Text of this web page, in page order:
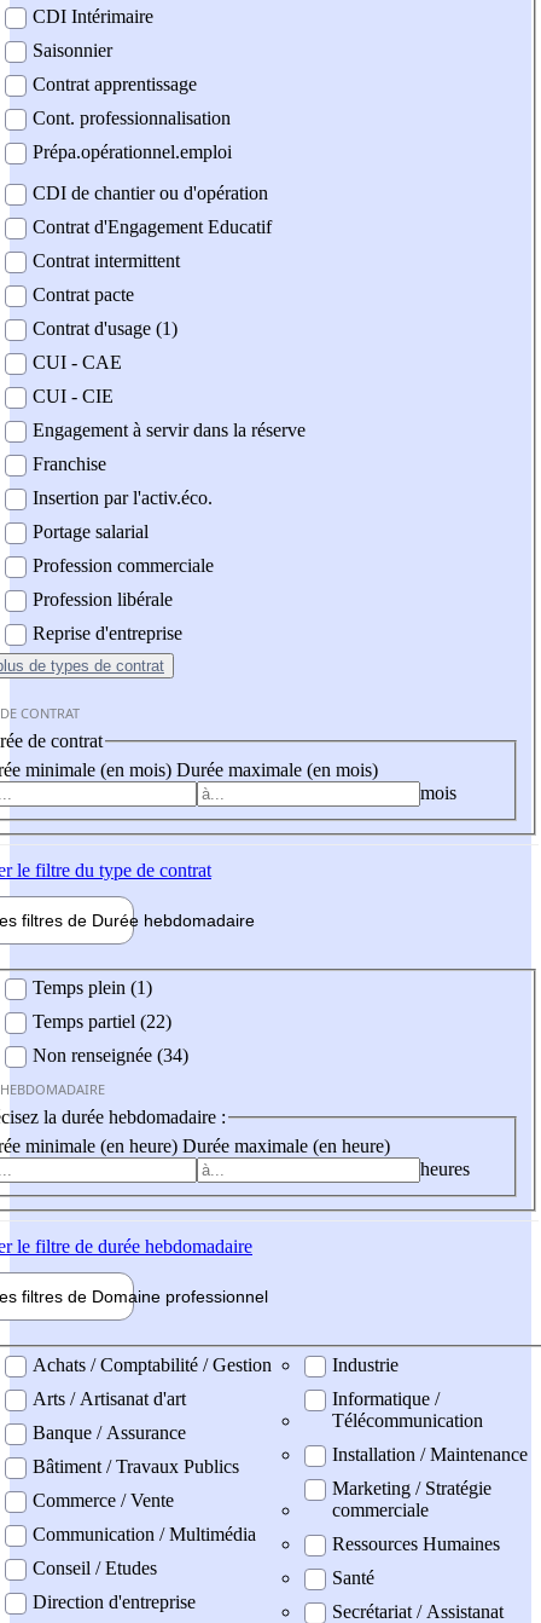
CDI Intérimaire
Saisonnier
Contrat apprentissage
Cont. professionnalisation
Prépa.opérationnel.emploi
CDI de chantier ou d'opération
Contrat d'Engagement Educatif
Contrat intermittent
Contrat pacte
Contrat d'usage (1)
CUI - CAE
CUI - CIE
Engagement à servir dans la réserve
Franchise
Insertion par l'activ.éco.
Portage salarial
Profession commerciale
Profession libérale
Reprise d'entreprise
de types de contrat
CONTRAT
de contrat
minimale (en mois) Durée maximale (en mois)
mois
le filtre du type de contrat
filtres de Durée hebdomadaire
Temps plein (1)
Temps partiel (22)
Non renseignée (34)
la durée hebdomadaire :
minimale (en heure) Durée maximale (en heure)
heures
le filtre de durée hebdomadaire
filtres de Domaine professionnel
professionel
Achats / Comptabilité / Gestion
Arts / Artisanat d'art
Banque / Assurance
Bâtiment / Travaux Publics
Commerce / Vente
Communication / Multimédia
Conseil / Etudes
Direction d'entreprise
Industrie
Informatique /
Télécommunication
Installation / Maintenance
Marketing / Stratégie
commerciale
Ressources Humaines
Santé
Secrétariat / Assistanat